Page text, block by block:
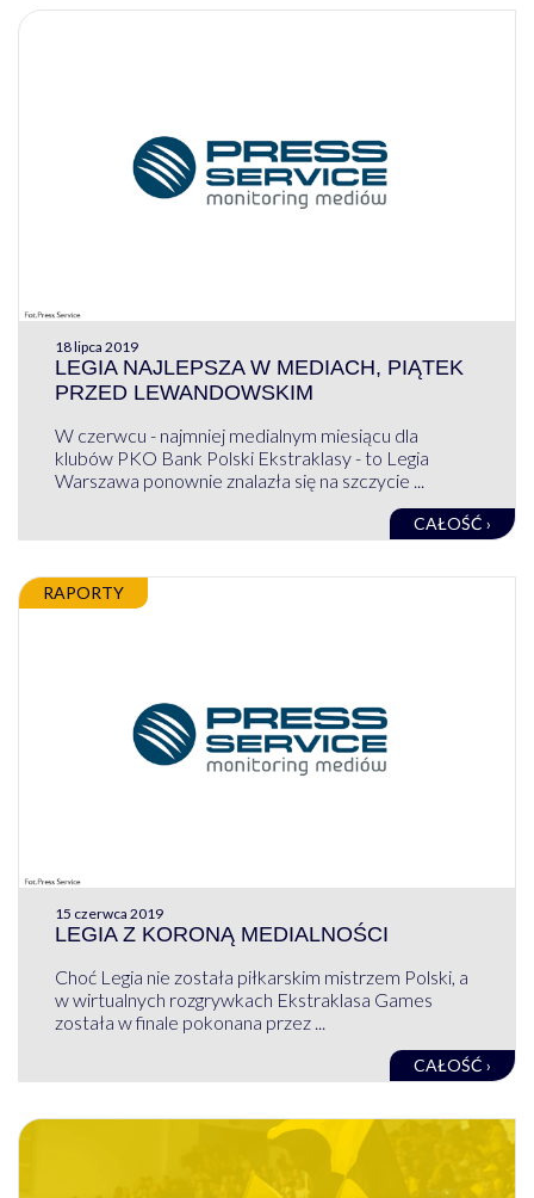
18 lipca 2019
LEGIA NAJLEPSZA W MEDIACH, PIĄTEK
PRZED LEWANDOWSKIM
W czerwcu - najmniej medialnym miesiącu dla
klubów PKO Bank Polski Ekstraklasy - to Legia
Warszawa ponownie znalazła się na szczycie ...
CAŁOŚĆ ›
RAPORTY
15 czerwca 2019
LEGIA Z KORONĄ MEDIALNOŚCI
Choć Legia nie została piłkarskim mistrzem Polski, a
w wirtualnych rozgrywkach Ekstraklasa Games
została w finale pokonana przez ...
CAŁOŚĆ ›